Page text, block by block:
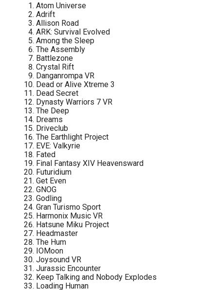
Atom Universe
Adrift
Allison Road
ARK: Survival Evolved
Among the Sleep
The Assembly
Battlezone
Crystal Rift
Danganrompa VR
Dead or Alive Xtreme 3
Dead Secret
Dynasty Warriors 7 VR
The Deep
Dreams
Driveclub
The Earthlight Project
EVE: Valkyrie
Fated
Final Fantasy XIV Heavensward
Futuridium
Get Even
GNOG
Godling
Gran Turismo Sport
Harmonix Music VR
Hatsune Miku Project
Headmaster
The Hum
IOMoon
Joysound VR
Jurassic Encounter
Keep Talking and Nobody Explodes
Loading Human